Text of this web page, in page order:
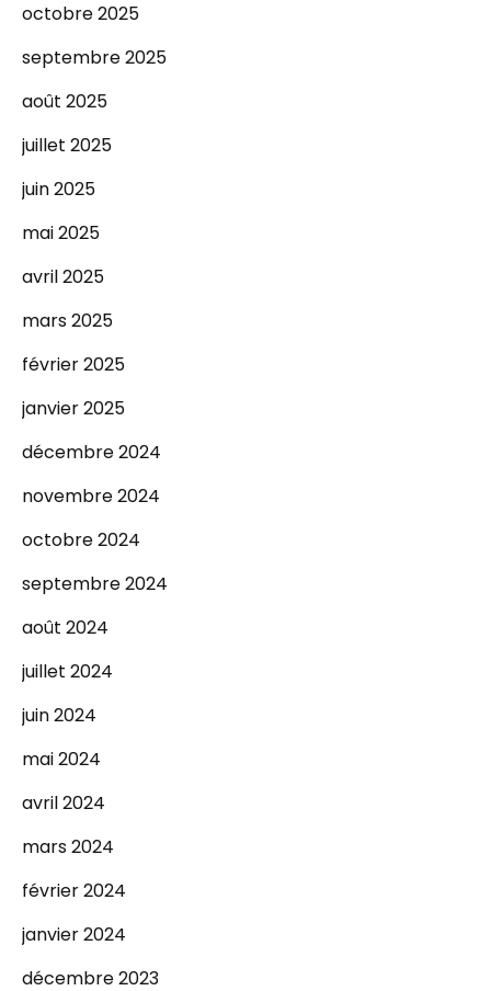
octobre 2025
septembre 2025
août 2025
juillet 2025
juin 2025
mai 2025
avril 2025
mars 2025
février 2025
janvier 2025
décembre 2024
novembre 2024
octobre 2024
septembre 2024
août 2024
juillet 2024
juin 2024
mai 2024
avril 2024
mars 2024
février 2024
janvier 2024
décembre 2023